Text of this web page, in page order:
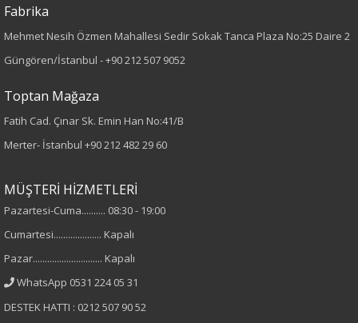
75
Kumaş Tipi
Dokuma
Desen
%50 Pamuk
%50 Tensel
Fabrika
Mehmet Nesih Özmen Mahallesi Sedir Sokak Tanca Plaza No:25 Daire 2
Güngören/İstanbul -+90 212 507 9052
Toptan Mağaza
Fatih Cad. Çınar Sk. Emin Han No:41/B
Merter- İstanbul +90 212 482 29 60
MÜŞTERİ HİZMETLERİ
Pazartesi-Cuma.......... 08:30 - 19:00
Cumartesi.................... Kapalı
Pazar............................. Kapalı
WhatsApp 0531 224 05 31
DESTEK HATTI : 0212 507 90 52